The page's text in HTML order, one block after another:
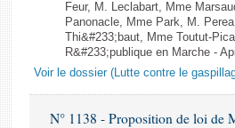
Feur, M. Leclabart, Mme
Panonacle, Mme Park, M.
Thi&#233;baut, Mme Toutut-
R&#233;publique en Marche -
Voir le dossier (Lutte contre le
N° 1138 - Proposition de loi de